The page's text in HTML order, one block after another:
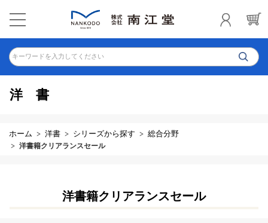
キーワードを入力してください
洋書
ホーム 洋書 シリーズから探す 総合分野
洋書籍クリアランスセール
洋書籍クリアランスセール